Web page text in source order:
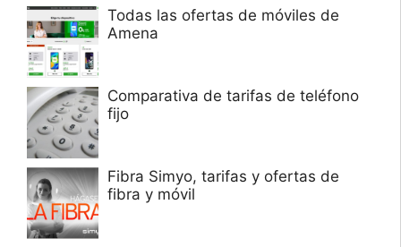
Todas las ofertas de móviles de
Amena
Comparativa de tarifas de teléfono
fijo
Fibra Simyo, tarifas y ofertas de
fibra y móvil